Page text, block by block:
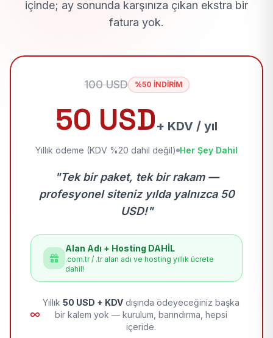
içinde; ay sonunda karşınıza çıkan ekstra bir
fatura yok.
100 USD %50 İNDİRİM
50 USD+ KDV / yıl
Yıllık ödeme (KDV %20 dahil değil) Her Şey Dahil
"Tek bir paket, tek bir rakam —
profesyonel siteniz yılda yalnızca 50
USD!"
Alan Adı + Hosting DAHİL
.com.tr / .tr alan adı ve hosting yıllık ücrete
dahil!
Yıllık 50 USD + KDV dışında ödeyeceğiniz başka
bir kalem yok — kurulum, barındırma, hepsi
içeride.